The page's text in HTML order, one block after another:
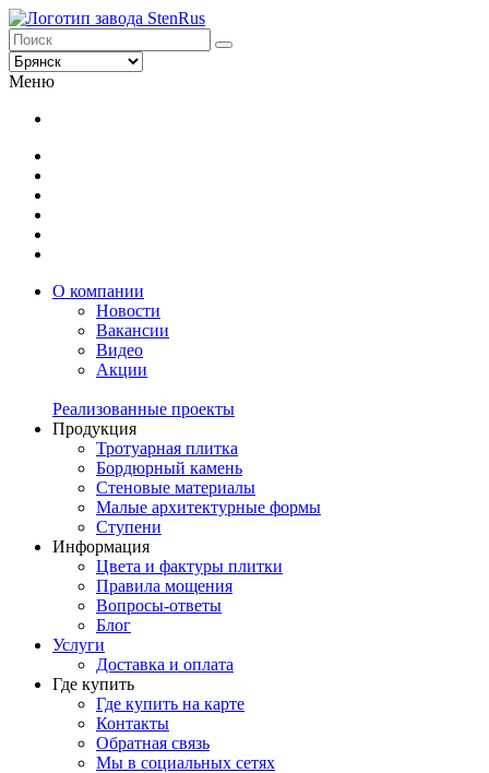
Меню
О компании
Новости
Вакансии
Видео
Акции
Реализованные проекты
Продукция
Тротуарная плитка
Бордюрный камень
Стеновые материалы
Малые архитектурные формы
Ступени
Информация
Цвета и фактуры плитки
Правила мощения
Вопросы-ответы
Блог
Услуги
Доставка и оплата
Где купить
Где купить на карте
Контакты
Обратная связь
Мы в социальных сетях